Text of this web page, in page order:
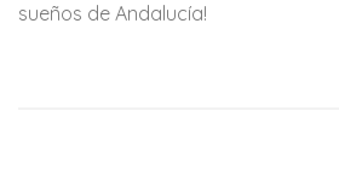
sueños de Andalucía!